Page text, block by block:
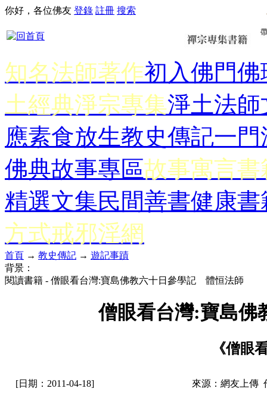
你好，各位佛友 登錄 註冊 搜索
知名法師著作初入佛門佛
土經典淨宗專集淨土法師
應素食放生教史傳記一門
佛典故事專區故事寓言書
精選文集民間善書健康書
方式戒邪淫網
首頁 → 教史傳記 → 遊記事蹟
背景：
閱讀書籍 - 僧眼看台灣:寶島佛教六十日參學記 體恒法師
僧眼看台灣:寶島
《僧眼
[日期：2011-04-18] 來源：網友上傳